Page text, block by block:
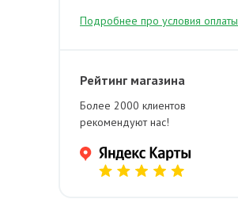
Подробнее про условия оплаты
Рейтинг магазина
Более 2000 клиентов
рекомендуют нас!